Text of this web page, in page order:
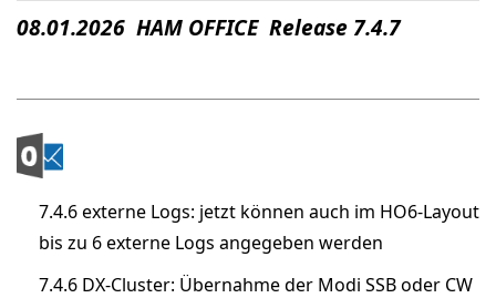
08.01.2026 HAM OFFICE Release 7.4.7
7.4.6 externe Logs: jetzt können auch im HO6-Layout
bis zu 6 externe Logs angegeben werden
7.4.6 DX-Cluster: Übernahme der Modi SSB oder CW